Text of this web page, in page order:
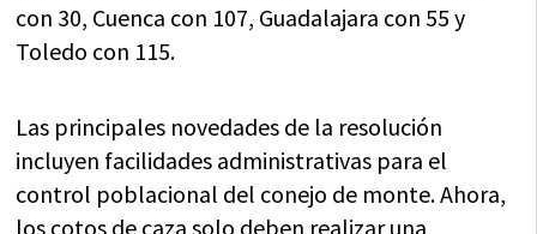
con 30, Cuenca con 107, Guadalajara con 55 y
Toledo con 115.
Las principales novedades de la resolución
incluyen facilidades administrativas para el
control poblacional del conejo de monte. Ahora,
los cotos de caza solo deben realizar una